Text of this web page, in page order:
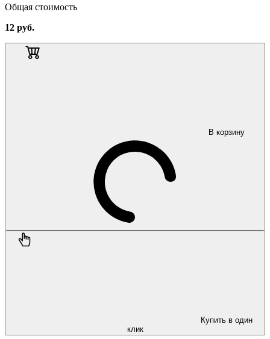
Общая стоимость
12 руб.
В корзину
Купить в один
клик